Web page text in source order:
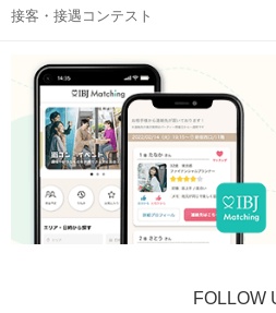
接客・接遇コンテスト
FOLLOW